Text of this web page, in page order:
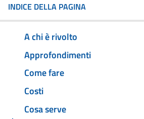
INDICE DELLA PAGINA
A chi è rivolto
Approfondimenti
Come fare
Costi
Cosa serve